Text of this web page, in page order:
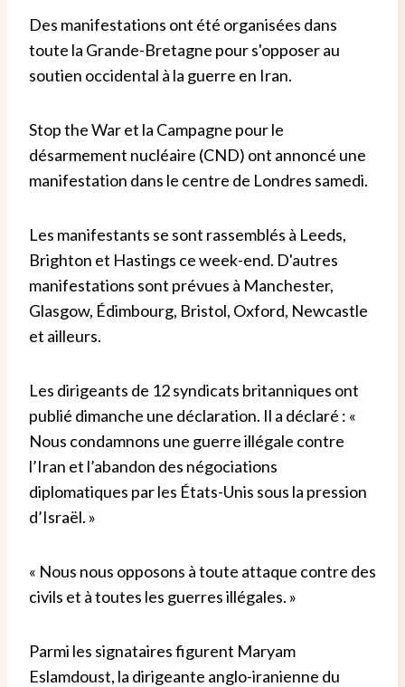
Des manifestations ont été organisées dans
toute la Grande-Bretagne pour s'opposer au
soutien occidental à la guerre en Iran.
Stop the War et la Campagne pour le
désarmement nucléaire (CND) ont annoncé une
manifestation dans le centre de Londres samedi.
Les manifestants se sont rassemblés à Leeds,
Brighton et Hastings ce week-end. D'autres
manifestations sont prévues à Manchester,
Glasgow, Édimbourg, Bristol, Oxford, Newcastle
et ailleurs.
Les dirigeants de 12 syndicats britanniques ont
publié dimanche une déclaration. Il a déclaré : «
Nous condamnons une guerre illégale contre
l’Iran et l’abandon des négociations
diplomatiques par les États-Unis sous la pression
d’Israël. »
« Nous nous opposons à toute attaque contre des
civils et à toutes les guerres illégales. »
Parmi les signataires figurent Maryam
Eslamdoust, la dirigeante anglo-iranienne du